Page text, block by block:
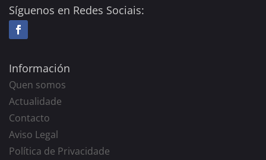
Síguenos en Redes Sociais:
Información
Quen somos
Actualidade
Contacto
Aviso Legal
Política de Privacidade